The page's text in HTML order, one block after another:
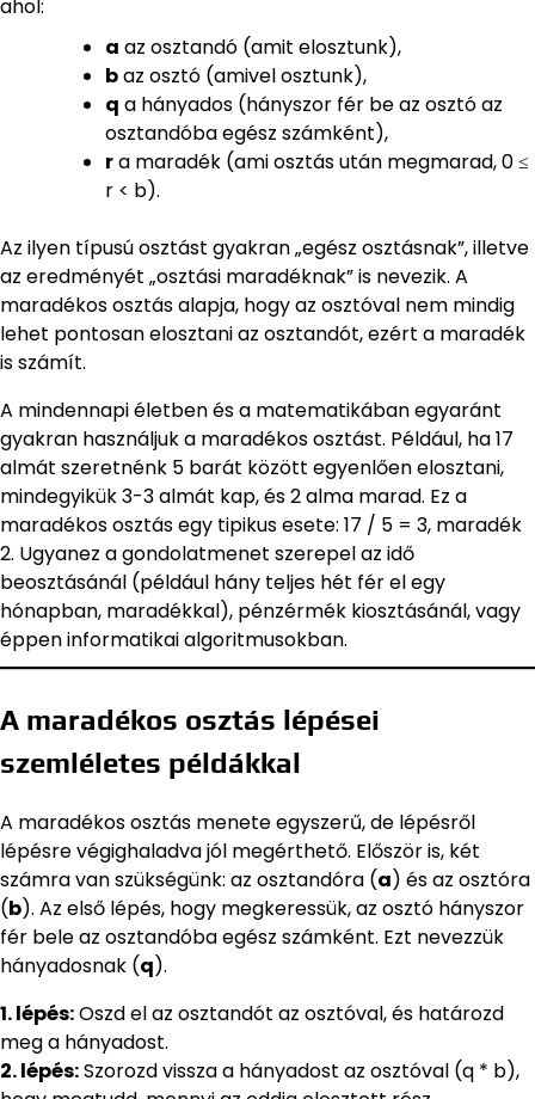
ahol:
a az osztandó (amit elosztunk),
baz osztó (amivel osztunk),
q a hányados (hányszor fér be az osztó az
osztandóba egész számként),
ra maradék (ami osztás után megmarad, 0 ≤
r < b).
Az ilyen típusú osztást gyakran „egész osztásnak”, illetve
az eredményét „osztási maradéknak” is nevezik. A
maradékos osztás alapja, hogy az osztóval nem mindig
lehet pontosan elosztani az osztandót, ezért a maradék
is számít.
A mindennapi életben és a matematikában egyaránt
gyakran használjuk a maradékos osztást. Például, ha 17
almát szeretnénk 5 barát között egyenlően elosztani,
mindegyikük 3-3 almát kap, és 2 alma marad. Ez a
maradékos osztás egy tipikus esete: 17 / 5 = 3, maradék
2. Ugyanez a gondolatmenet szerepel az idő
beosztásánál (például hány teljes hét fér el egy
hónapban, maradékkal), pénzérmék kiosztásánál, vagy
éppen informatikai algoritmusokban.
A maradékos osztás lépései
szemléletes példákkal
A maradékos osztás menete egyszerű, de lépésről
lépésre végighaladva jól megérthető. Először is, két
számra van szükségünk: az osztandóra (a) és az osztóra
(b). Az első lépés, hogy megkeressük, az osztó hányszor
fér bele az osztandóba egész számként. Ezt nevezzük
hányadosnak (q).
1. lépés:Oszd el az osztandót az osztóval, és határozd
meg a hányadost.
2. lépés:Szorozd vissza a hányadost az osztóval (q * b),